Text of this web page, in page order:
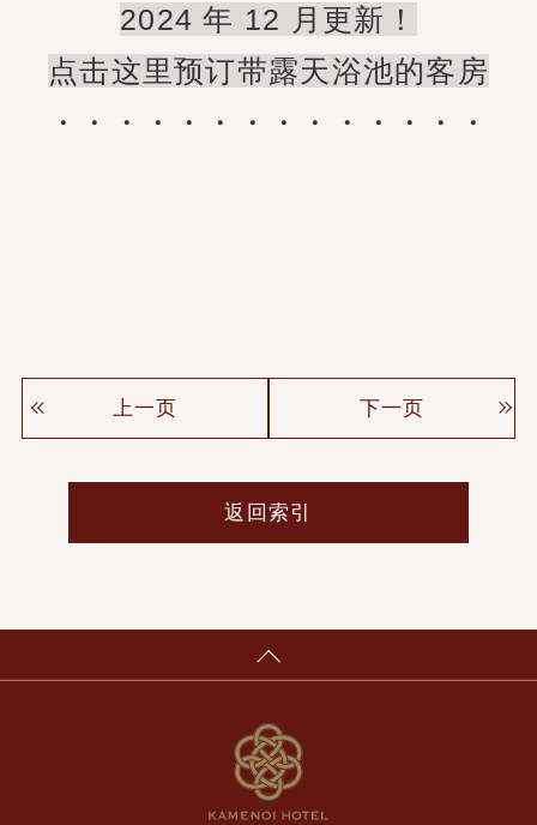
2024 年 12 月更新！
点击这里预订带露天浴池的客房
・・・・・・・・・・・・・・
上一页 下一页
返回索引